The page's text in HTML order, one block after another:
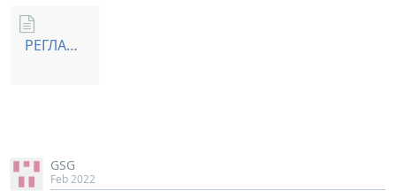
РЕГЛАМЕНТ СТАРИЦА.zip
GSG
Feb 2022